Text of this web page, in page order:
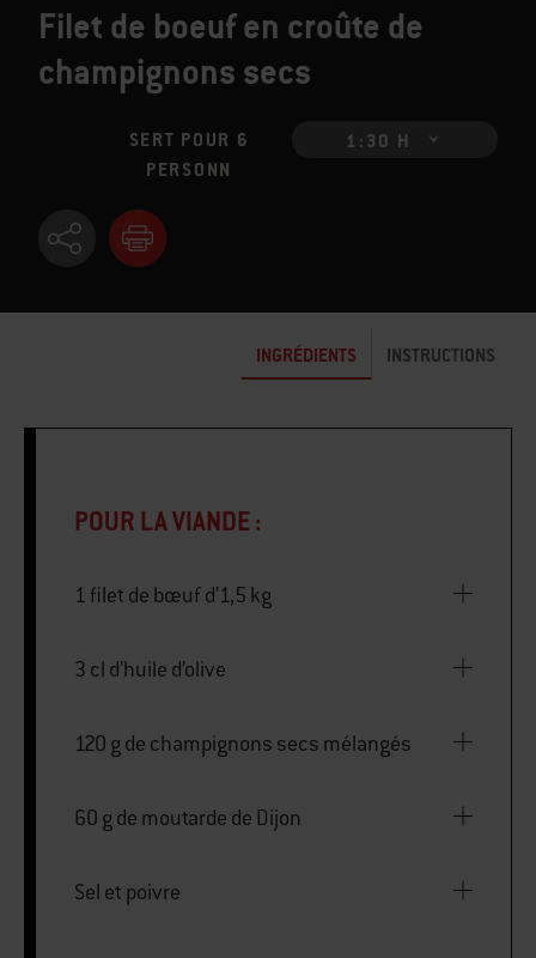
Filet de boeuf en croûte de
champignons secs
SERT POUR 6
PERSONN
1:30 H
INGRÉDIENTS INSTRUCTIONS
POUR LA VIANDE :
1 filet de bœuf d’1,5 kg
3 cl d’huile d’olive
120 g de champignons secs mélangés
60 g de moutarde de Dijon
Sel et poivre